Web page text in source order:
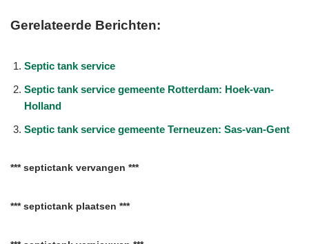
Gerelateerde Berichten:
Septic tank service
Septic tank service gemeente Rotterdam: Hoek-van-
Holland
Septic tank service gemeente Terneuzen: Sas-van-Gent
*** septictank vervangen ***
*** septictank plaatsen ***